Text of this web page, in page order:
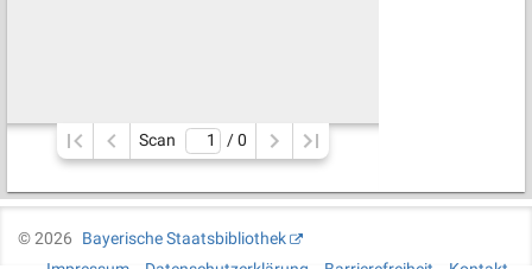
Scan / 0
©2026
Bayerische Staatsbibliothek